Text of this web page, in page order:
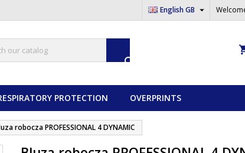
English GB 

PROTECTION OVERPRINTS
robocza PROFESSIONAL 4 DYNAMIC